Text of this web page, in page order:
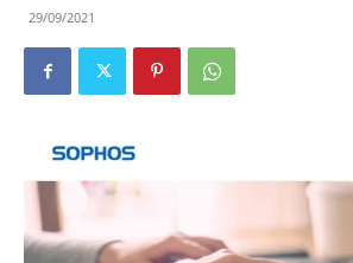
29/09/2021